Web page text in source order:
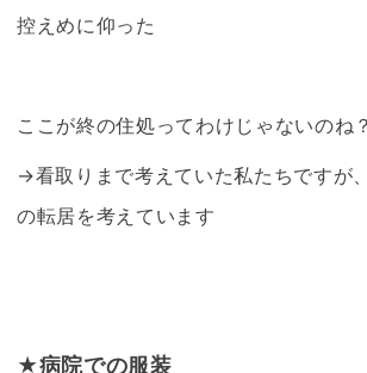
控えめに仰った
ここが終の住処ってわけじゃないのね
→看取りまで考えていた私たちですが
の転居を考えています
★病院での服装